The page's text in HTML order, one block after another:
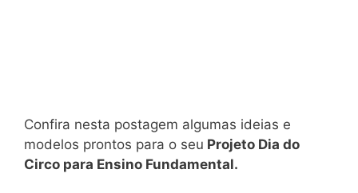
Confira nesta postagem algumas ideias e
modelos prontos para o seu Projeto Dia do
Circo para Ensino Fundamental.